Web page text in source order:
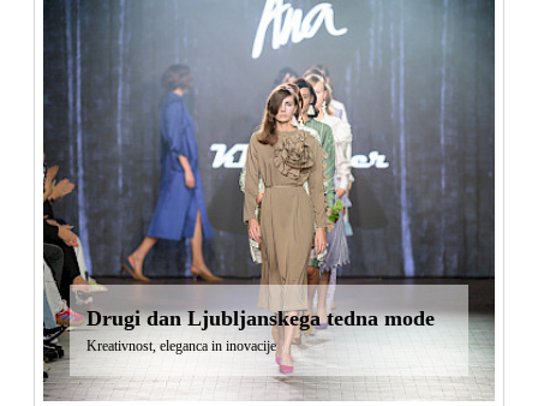
Drugi dan Ljubljanskega tedna mode
Kreativnost, eleganca in inovacije